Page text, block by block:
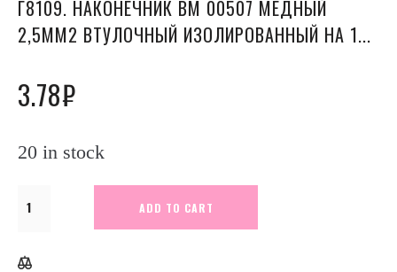
Г8109. НАКОНЕЧНИК ВМ 00507 МЕДНЫЙ
2,5ММ2 ВТУЛОЧНЫЙ ИЗОЛИРОВАННЫЙ НА 1...
3.78₽
20 in stock
Г8109.
Наконечник
ВМ
ADD TO CART